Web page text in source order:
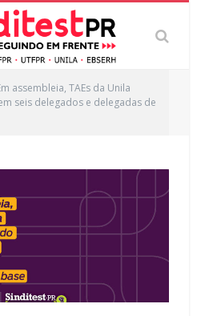
assembleia, TAEs da Unila
seis delegados e delegadas de